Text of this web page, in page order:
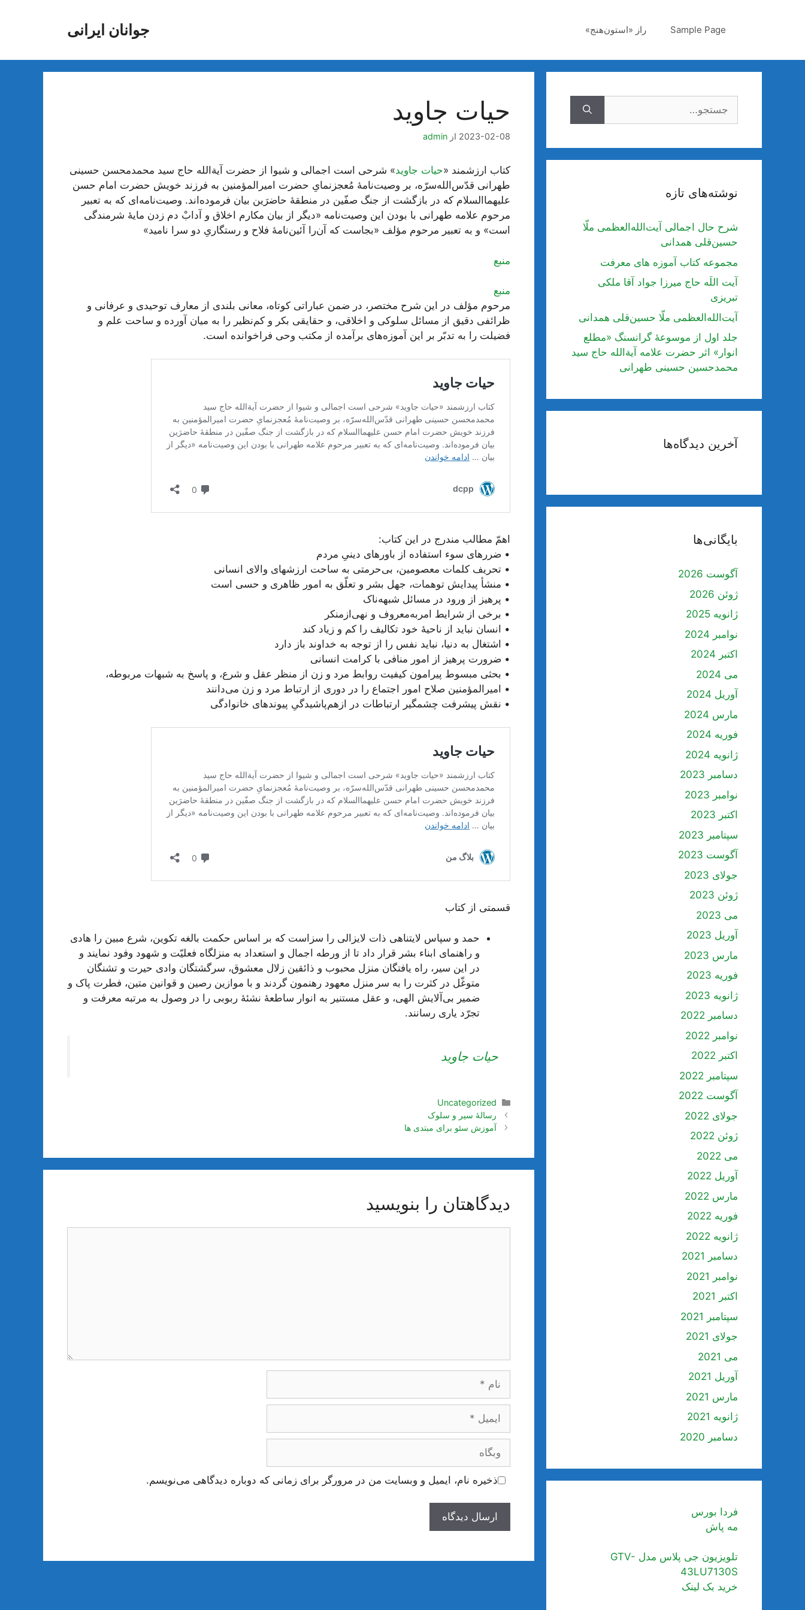
جوانان ایرانی Sample Page راز «استون‌هنج»
حیات جاوید
2023-02-08 از admin
کتاب ارزشمند «حیات جاوید» شرحی است اجمالی و شیوا از حضرت آیة‌الله حاج سید محمدمحسن حسینی
طهرانی قدّس‌الله‌سرّه، بر وصیت‌نامۀ مُعجز‌نمایِ حضرت امیرالمؤمنین به فرزند خویش حضرت امام حسن
علیهما‌السلام که در بازگشت از جنگ صفّین در منطقۀ حاضرَین بیان فرموده‌اند. وصیت‌نامه‌ای که به تعبیر
مرحوم علامه طهرانی با بودن این وصیت‌نامه «دیگر از بیان مکارم اخلاق و آدابْ دم زدن مایۀ شرمندگی
است» و به تعبیر مرحوم مؤلف «بجاست که آن‌را آئین‌نامۀ فلاح و رستگاریِ دو سرا نامید»
منبع
منبع
مرحوم مؤلف در این شرح مختصر، در ضمن عباراتی کوتاه، معانی بلندی از معارف توحیدی و عرفانی و
ظرائفی دقیق از مسائل سلوکی و اخلاقی، و حقایقی بکر و کم‌نظیر را به میان آورده و ساحت علم و
فضیلت را به تدبّر بر این آموزه‌های برآمده از مکتب وحی فراخوانده است.
اهمّ مطالب مندرج در این کتاب:
• ضررهای سوء استفاده از باورهای دینیِ مردم
• تحریف کلمات معصومین، بی‌حرمتی به ساحت ارزشهای والای انسانی
• منشأ پیدایش توهمات، جهل بشر و تعلّق به امور ظاهری و حسی است
• پرهیز از ورود در مسائل شبهه‌ناک
• برخی از شرایط امر‌به‌معروف و نهی‌از‌منکر
• انسان نباید از ناحیۀ خود تکالیف را کم و زیاد کند
• اشتغال به دنیا، نباید نفس را از توجه به خداوند باز دارد
• ضرورت پرهیز از امور منافی با کرامت انسانی
• بحثی مبسوط پیرامون کیفیت روابط مرد و زن از منظر عقل و شرع، و پاسخ به شبهات مربوطه،
• امیرالمؤمنین صلاح امور اجتماع را در دوری از ارتباط مرد و زن می‌دانند
• نقش پیشرفت چشمگیر ارتباطات در ازهم‌پاشیدگیِ پیوندهای خانوادگی
قسمتی از کتاب
حمد و سپاس لایتناهی ذات لایزالی را سزاست که بر اساس حکمت بالغه تکوین، شرع مبین را هادی
و راهنمای ابناء بشر قرار داد تا از ورطه اجمال و استعداد به منزلگاه فعلیّت و شهود وفود نمایند و
در این سیر، راه یافتگان منزل محبوب و ذائقین زلال معشوق، سرگشتگان وادی حیرت و تشنگان
متوغّل در کثرت را به سر منزل معهود رهنمون گردند و با موازین رصین و قوانین متین، فطرت پاک و
ضمیر بی‌آلایش الهی، و عقل مستنیر به انوار ساطعۀ نشئۀ ربوبی را در وصول به مرتبه معرفت و
تجرّد یاری رسانند.
حیات جاوید
دسته‌ها
Uncategorized
ناوبری
نوشته‌ها
رسالۀ سیر و سلوک
آموزش سئو برای مبتدی ها
دیدگاهتان را بنویسید
وبگاه
ذخیره نام، ایمیل و وبسایت من در مرورگر برای زمانی که دوباره دیدگاهی می‌نویسم.
نوشته‌های تازه
شرح حال اجمالی آیت‌الله‌العظمی ملّا
حسین‌قلی همدانی
مجموعه کتاب آموزه های معرفت
آیت اللَه حاج میرزا جواد آقا ملکی
تبریزی
آیت‌الله‌العظمی ملّا حسین‌قلی همدانی
جلد اول از موسوعۀ گرانسنگ «مطلع
انوار» اثر حضرت علامه آیة‌الله حاج سید
محمدحسین حسینی طهرانی
آخرین دیدگاه‌ها
بایگانی‌ها
آگوست 2026
ژوئن 2026
ژانویه 2025
نوامبر 2024
اکتبر 2024
می 2024
آوریل 2024
مارس 2024
فوریه 2024
ژانویه 2024
دسامبر 2023
نوامبر 2023
اکتبر 2023
سپتامبر 2023
آگوست 2023
جولای 2023
ژوئن 2023
می 2023
آوریل 2023
مارس 2023
فوریه 2023
ژانویه 2023
دسامبر 2022
نوامبر 2022
اکتبر 2022
سپتامبر 2022
آگوست 2022
جولای 2022
ژوئن 2022
می 2022
آوریل 2022
مارس 2022
فوریه 2022
ژانویه 2022
دسامبر 2021
نوامبر 2021
اکتبر 2021
سپتامبر 2021
جولای 2021
می 2021
آوریل 2021
مارس 2021
ژانویه 2021
دسامبر 2020
فردا بورس
مه پاش
تلویزیون جی پلاس مدل GTV-
43LU7130S
خرید بک لینک